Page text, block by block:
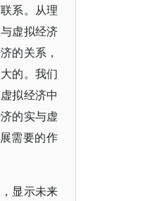
系。从理
虚拟经济
的关系，
的。我们
拟经济中
的实与虚
需要的作
显示未来